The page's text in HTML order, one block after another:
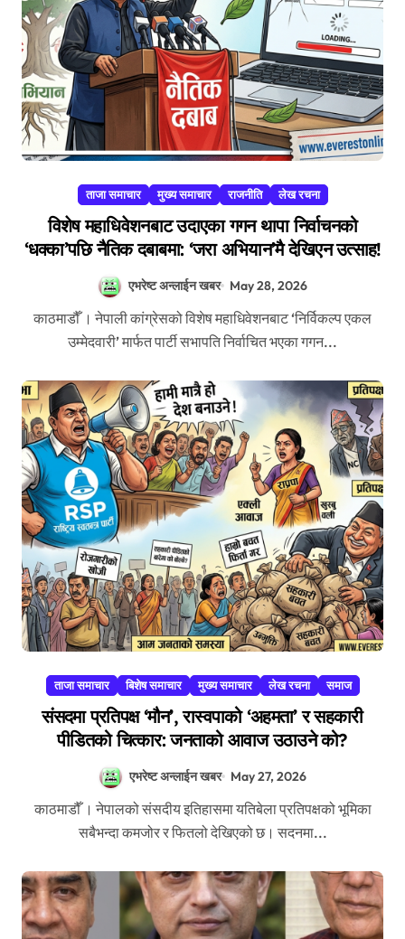
ताजा समाचार मुख्य समाचार राजनीति लेख रचना
विशेष महाधिवेशनबाट उदाएका गगन थापा निर्वाचनको
‘धक्का’पछि नैतिक दबाबमा: ‘जरा अभियान’मै देखिएन उत्साह!
एभरेष्ट अन्लाईन खबर May 28, 2026
काठमाडौँ । नेपाली कांग्रेसको विशेष महाधिवेशनबाट ‘निर्विकल्प एकल
उम्मेदवारी’ मार्फत पार्टी सभापति निर्वाचित भएका गगन...
ताजा समाचार बिशेष समाचार मुख्य समाचार लेख रचना समाज
संसदमा प्रतिपक्ष ‘मौन’, रास्वपाको ‘अहमता’ र सहकारी
पीडितको चित्कार: जनताको आवाज उठाउने को?
एभरेष्ट अन्लाईन खबर May 27, 2026
काठमाडौँ । नेपालको संसदीय इतिहासमा यतिबेला प्रतिपक्षको भूमिका
सबैभन्दा कमजोर र फितलो देखिएको छ। सदनमा...